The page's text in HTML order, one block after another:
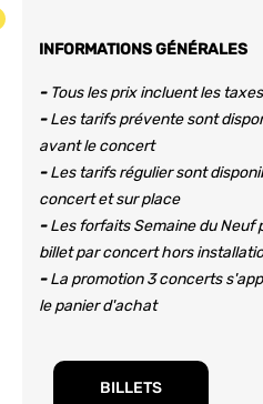
INFORMATIONS GÉNÉRALES
- Tous les prix incluent les
-Les tarifs prévente sont
avant le concert
-Les tarifs régulier sont
concert et sur place
-Les forfaits Semaine du
billet par concert hors
-La promotion 3 concerts
le panier d'achat
BILLETS